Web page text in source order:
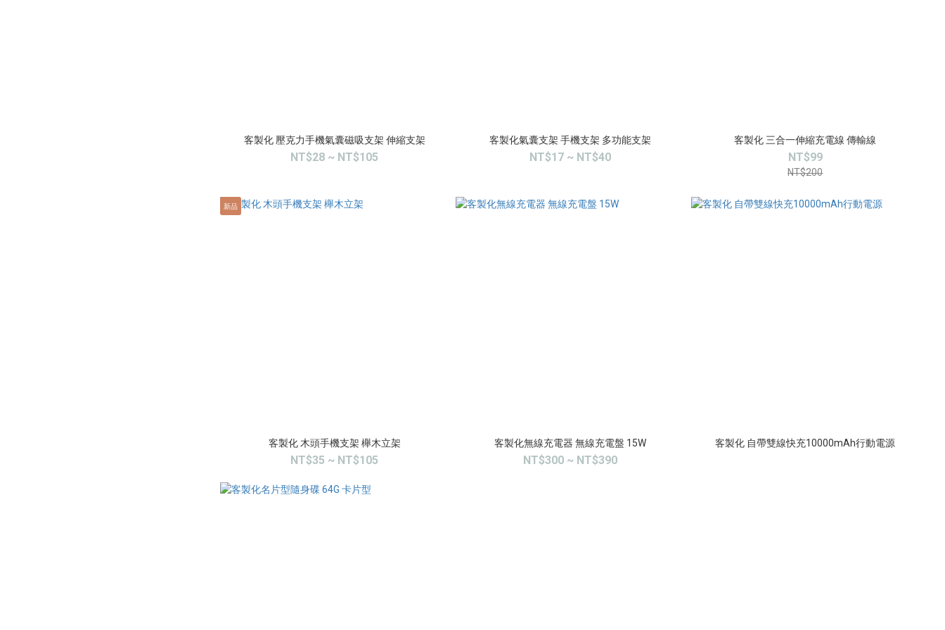
客製化 壓克力手機氣囊磁吸支架 伸縮支架
NT$28 ~ NT$105
客製化氣囊支架 手機支架 多功能支架
NT$17 ~ NT$40
客製化 三合一伸縮充電線 傳輸線
NT$99
NT$200
新品
客製化 木頭手機支架 櫸木立架
NT$35 ~ NT$105
客製化無線充電器 無線充電盤 15W
NT$300 ~ NT$390
客製化 自帶雙線快充10000mAh行動電源